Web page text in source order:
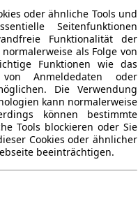
oder ähnliche Tools und
Seitenfunktionen
Funktionalität der
als Folge von
Funktionen wie das
Anmeldedaten oder
Die Verwendung
kann normalerweise
können bestimmte
Tools blockieren oder Sie
Cookies oder ähnlicher
beeinträchtigen.